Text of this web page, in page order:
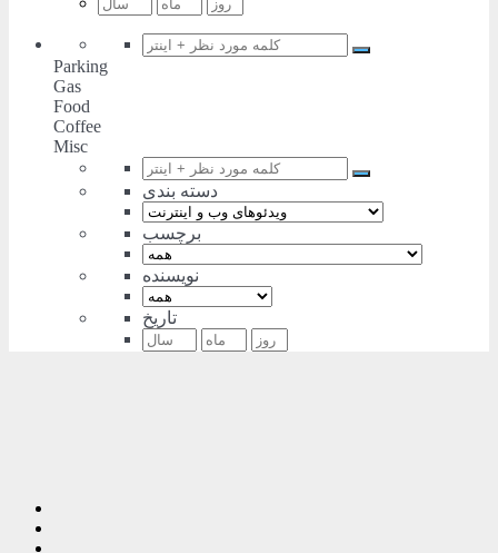
Parking
Gas
Food
Coffee
Misc
دسته بندی
برچسب
نویسنده
تاریخ